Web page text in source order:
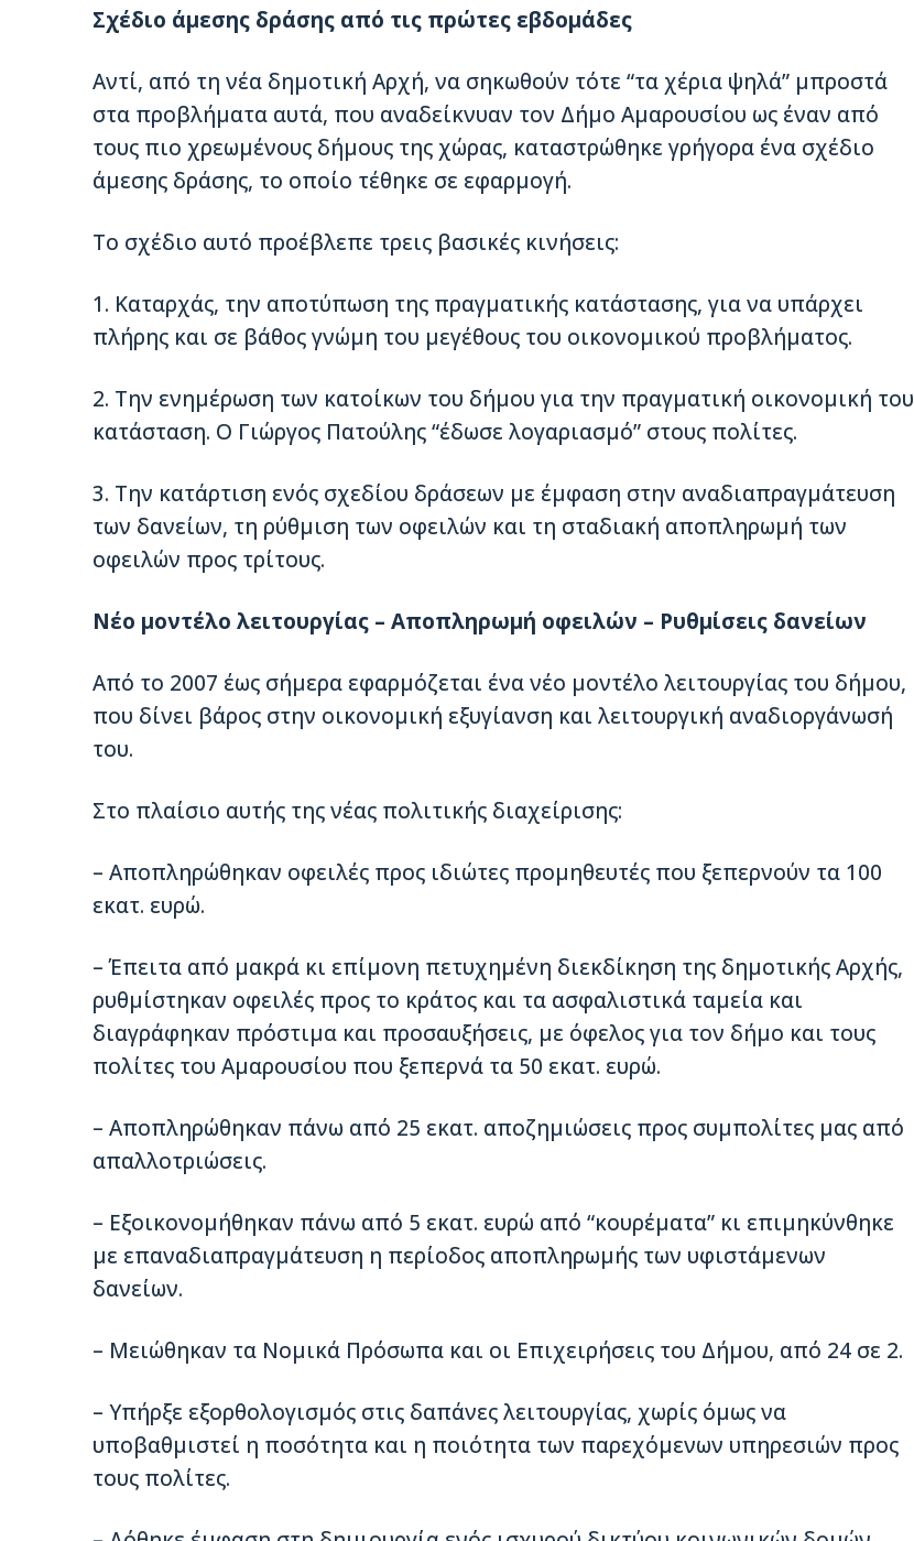
Σχέδιο άµεσης δράσης από τις πρώτες εβδοµάδες
Αντί, από τη νέα δηµοτική Αρχή, να σηκωθούν τότε “τα χέρια ψηλά” µπροστά
στα προβλήµατα αυτά, που αναδείκνυαν τον Δήµο Αµαρουσίου ως έναν από
τους πιο χρεωµένους δήµους της χώρας, καταστρώθηκε γρήγορα ένα σχέδιο
άµεσης δράσης, το οποίο τέθηκε σε εφαρµογή.
Το σχέδιο αυτό προέβλεπε τρεις βασικές κινήσεις:
1. Καταρχάς, την αποτύπωση της πραγµατικής κατάστασης, για να υπάρχει
πλήρης και σε βάθος γνώµη του µεγέθους του οικονοµικού προβλήµατος.
2. Την ενηµέρωση των κατοίκων του δήµου για την πραγµατική οικονοµική του
κατάσταση. Ο Γιώργος Πατούλης “έδωσε λογαριασµό” στους πολίτες.
3. Την κατάρτιση ενός σχεδίου δράσεων µε έµφαση στην αναδιαπραγµάτευση
των δανείων, τη ρύθµιση των οφειλών και τη σταδιακή αποπληρωµή των
οφειλών προς τρίτους.
Νέο µοντέλο λειτουργίας – Αποπληρωµή οφειλών – Ρυθµίσεις δανείων
Από το 2007 έως σήµερα εφαρµόζεται ένα νέο µοντέλο λειτουργίας του δήµου,
που δίνει βάρος στην οικονοµική εξυγίανση και λειτουργική αναδιοργάνωσή
του.
Στο πλαίσιο αυτής της νέας πολιτικής διαχείρισης:
– Αποπληρώθηκαν οφειλές προς ιδιώτες προµηθευτές που ξεπερνούν τα 100
εκατ. ευρώ.
– Έπειτα από µακρά κι επίµονη πετυχηµένη διεκδίκηση της δηµοτικής Αρχής,
ρυθµίστηκαν οφειλές προς το κράτος και τα ασφαλιστικά ταµεία και
διαγράφηκαν πρόστιµα και προσαυξήσεις, µε όφελος για τον δήµο και τους
πολίτες του Αµαρουσίου που ξεπερνά τα 50 εκατ. ευρώ.
– Αποπληρώθηκαν πάνω από 25 εκατ. αποζηµιώσεις προς συµπολίτες µας από
απαλλοτριώσεις.
– Εξοικονοµήθηκαν πάνω από 5 εκατ. ευρώ από “κουρέµατα” κι επιµηκύνθηκε
µε επαναδιαπραγµάτευση η περίοδος αποπληρωµής των υφιστάµενων
δανείων.
– Μειώθηκαν τα Νοµικά Πρόσωπα και οι Επιχειρήσεις του Δήµου, από 24 σε 2.
– Υπήρξε εξορθολογισµός στις δαπάνες λειτουργίας, χωρίς όµως να
υποβαθµιστεί η ποσότητα και η ποιότητα των παρεχόµενων υπηρεσιών προς
τους πολίτες.